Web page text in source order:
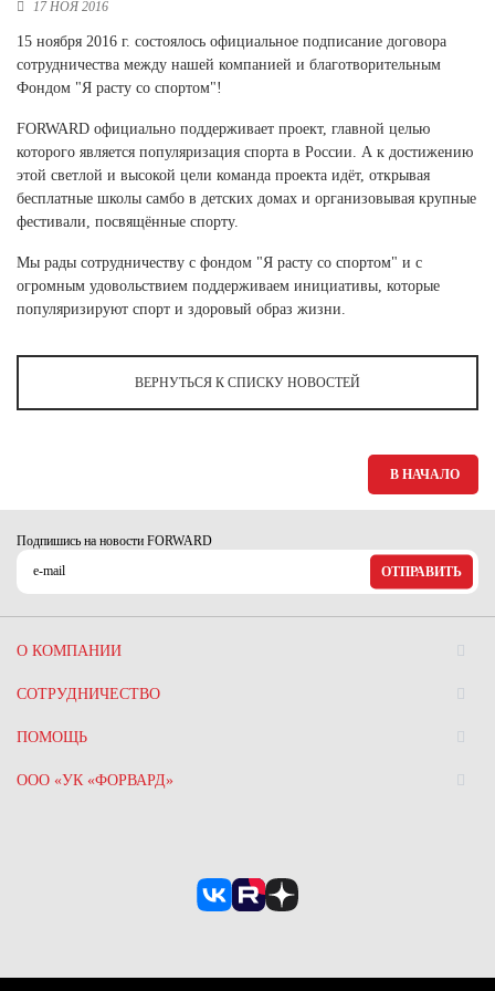
Республика Башкортостан (3)
Республика Крым (1)
Республика Татарстан (2)
Ростовская область (2)
Санкт-Петербург и ЛО (3)
Саратовская область (1)
Свердловская область (5)
Северная Осетия (2)
Тульская область (1)
Челябинская область (2)
17 НОЯ 2016
15 ноября 2016 г. состоялось официальное подписание договора
сотрудничества между нашей компанией и благотворительным
Фондом "Я расту со спортом"!
FORWARD официально поддерживает проект, главной целью
которого является популяризация спорта в России. А к достижению
этой светлой и высокой цели команда проекта идёт, открывая
бесплатные школы самбо в детских домах и организовывая крупные
фестивали, посвящённые спорту.
Мы рады сотрудничеству с фондом "Я расту со спортом" и с
огромным удовольствием поддерживаем инициативы, которые
популяризируют спорт и здоровый образ жизни.
ВЕРНУТЬСЯ К СПИСКУ НОВОСТЕЙ
В НАЧАЛО
Подпишись на новости FORWARD
ОТПРАВИТЬ
О КОМПАНИИ
СОТРУДНИЧЕСТВО
ПОМОЩЬ
ООО «УК «ФОРВАРД»